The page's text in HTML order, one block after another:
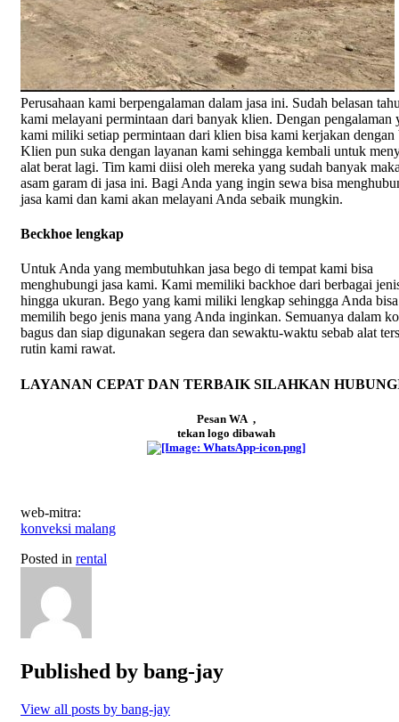
Perusahaan kami berpengalaman dalam jasa ini. Sudah belasan
kami melayani permintaan dari banyak klien. Dengan pengalaman
kami miliki setiap permintaan dari klien bisa kami kerjakan dengan
Klien pun suka dengan layanan kami sehingga kembali untuk
alat berat lagi. Tim kami diisi oleh mereka yang sudah banyak
asam garam di jasa ini. Bagi Anda yang ingin sewa bisa
jasa kami dan kami akan melayani Anda sebaik mungkin.
Beckhoe lengkap
Untuk Anda yang membutuhkan jasa bego di tempat kami bisa
menghubungi jasa kami. Kami memiliki backhoe dari berbagai
hingga ukuran. Bego yang kami miliki lengkap sehingga Anda bisa
memilih bego jenis mana yang Anda inginkan. Semuanya dalam
bagus dan siap digunakan segera dan sewaktu-waktu sebab alat
rutin kami rawat.
LAYANAN CEPAT DAN TERBAIK SILAHKAN
Pesan WA ,
tekan logo dibawah
web-mitra:
konveksi malang
Posted in rental
Published by bang-jay
View all posts by bang-jay